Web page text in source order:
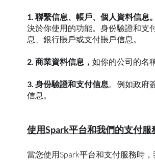
1. 聯繫信息、帳戶、個人資料信息。
決於你使用的功能。身份驗證和支
息、銀行賬戶或支付賬戶信息。
2. 商業資料信息， 如你的公司的名
3. 身份驗證和支付信息。例如政府
信息。
使用Spark平台和我們的支付服
當您使用Spark平台和支付服務時